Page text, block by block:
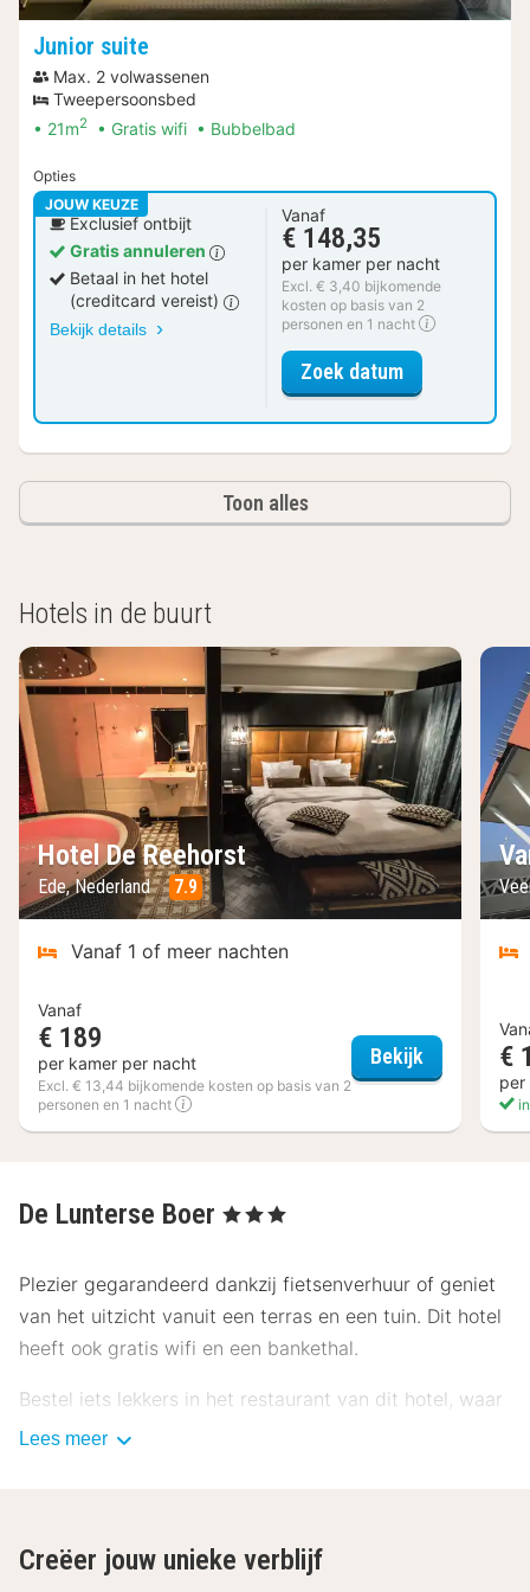
Junior suite
Max. 2 volwassenen
Tweepersoonsbed
21m2 Gratis wifi Bubbelbad
Opties
JOUW KEUZE
Exclusief ontbijt
Gratis annuleren
Betaal in het hotel
(creditcard vereist)
Bekijk details
Vanaf
€ 148,35
per kamer per nacht
Excl. € 3,40 bijkomende
kosten op basis van 2
personen en 1 nacht
Zoek datumvoor Junior
Toon alles
Hotels in de buurt
Hotel De Reehorst
Ede, Nederland 7.9
Vanaf 1 of meer nachten
Vanaf
€ 189
per kamer per nacht
Excl. € 13,44 bijkomende kosten op basis van 2
personen en 1 nacht
Bekijk Hotel De€
per
De Lunterse Boer , 3 Sterren
Plezier gegarandeerd dankzij fietsenverhuur of geniet
van het uitzicht vanuit een terras en een tuin. Dit hotel
heeft ook gratis wifi en een bankethal.
Bestel iets lekkers in het restaurant van dit hotel, waar
je een bar/lounge hebt, of blijf in je kamer en profiteer
beschikbaar van 08.00 uur tot 10.30 uur.
Lees meer
Creëer jouw unieke verblijf